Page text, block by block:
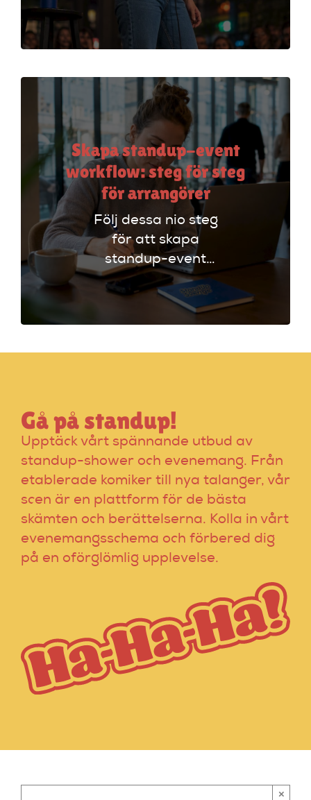
din stand-up!
Upptäck tekniker
som stärker ditt
scenframträdande.
Skapa standup-event
workflow: steg för steg
för arrangörer
Följ dessa nio steg
för att skapa
standup-event
workflow. Planera
effektivt och undvik
vanliga misstag för
Gå på standup!
Upptäck vårt spännande utbud av
standup-shower och evenemang. Från
etablerade komiker till nya talanger, vår
scen är en plattform för de bästa
skämten och berättelserna. Kolla in vårt
evenemangsschema och förbered dig
på en oförglömlig upplevelse.
×